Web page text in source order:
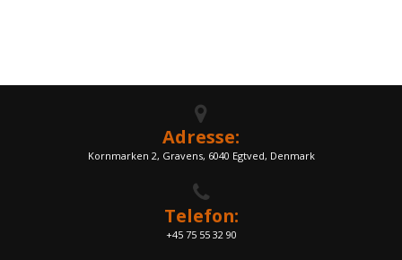
Adresse:
Kornmarken 2, Gravens, 6040 Egtved, Denmark
Telefon:
+45 75 55 32 90